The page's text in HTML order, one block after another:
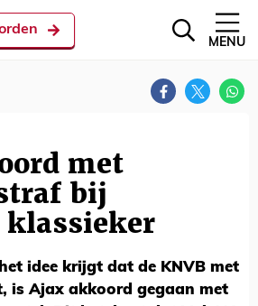
MENU
met
bij
klassieker
idee krijgt dat de KNVB met
is Ajax akkoord gegaan met